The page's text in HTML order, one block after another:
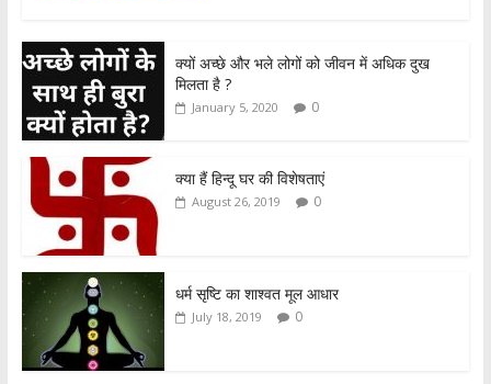
at
s
A
p
p
e
b
o
o
k
itt
er
ar
e
क्यों अच्छे और भले लोगों को जीवन में अधिक दुख
मिलता है ?
January 5, 2020 0
क्या हैं हिन्दू घर की विशेषताएं
August 26, 2019 0
धर्म सृष्टि का शाश्वत मूल आधार
July 18, 2019 0